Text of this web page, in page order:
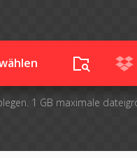
1 GB maximale